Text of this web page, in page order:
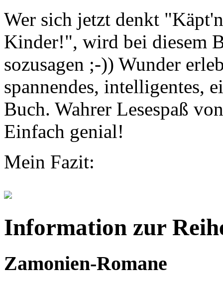
Wer sich jetzt denkt
Kinder!", wird bei diesem
sozusagen ;-)) Wunder
spannendes, intelligentes,
Buch. Wahrer Lesespaß
Einfach genial!
Mein Fazit:
Information zur
Zamonien-Romane